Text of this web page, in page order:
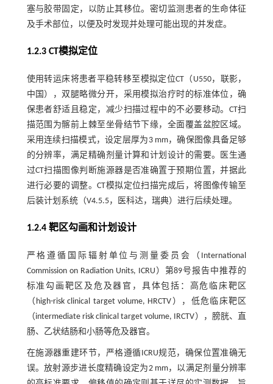
塞与胶带固定，以防止其移位。密切监测患者的生命体征
及手术部位，以便及时发现并处理可能出现的并发症。
1.2.3 CT模拟定位
使用转运床将患者平稳转移至模拟定位CT（U550，联影，
中国），双腿略微分开，采用模拟治疗时的标准体位，确
保患者舒适且稳定，减少扫描过程中的不必要移动。CT扫
描范围为髂前上棘至坐骨结节下缘，全面覆盖盆腔区域。
采用连续扫描模式，设定层厚为3 mm，确保图像具备足够
的分辨率，满足精确剂量计算和计划设计的需要。医生通
过CT扫描图像判断施源器是否准确置于预期位置，并据此
进行必要的调整。CT模拟定位扫描完成后，将图像传输至
后装计划系统（V4.5.5，医科达，瑞典）进行后续处理。
1.2.4 靶区勾画和计划设计
严格遵循国际辐射单位与测量委员会（International
Commission on Radiation Units, ICRU）第89号报告中推荐的
标准勾画靶区及危及器官，具体包括：高危临床靶区
（high-risk clinical target volume, HRCTV），低危临床靶区
（intermediate risk clinical target volume, IRCTV），膀胱、直
肠、乙状结肠和小肠等危及器官。
在施源器重建环节，严格遵循ICRU规范，确保位置准确无
误。放射源步进长度精确设定为2 mm，以满足剂量分辨率